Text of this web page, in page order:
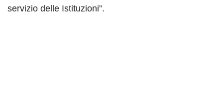
servizio delle Istituzioni”.